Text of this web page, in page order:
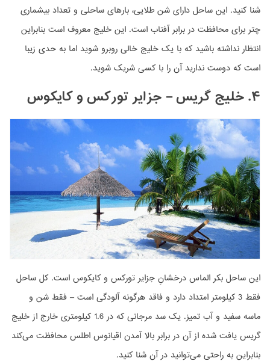
شنا کنید. این ساحل دارای شن طلایی، بارهای ساحلی و تعداد بیشماری
چتر برای محافظت در برابر آفتاب است. این خلیج معروف است بنابراین
انتظار نداشته باشید که با یک خلیج خالی روبرو شوید اما به حدی زیبا
است که دوست ندارید آن را با کسی شریک شوید.
۴. خلیج گریس – جزایر تورکس و کایکوس
این ساحل بکر الماس درخشانِ جزایر تورکس و کایکوس است. کل ساحل
فقط 3 کیلومتر امتداد دارد و فاقد هرگونه آلودگی است – فقط شن و
ماسه سفید و آب تمیز. یک سد مرجانی که در 1.6 کیلومتری خارج از خلیج
گریس یافت شده از آن در برابر بالا آمدن اقیانوس اطلس محافظت می‌کند
بنابراین به راحتی می‌توانید در آن شنا کنید.